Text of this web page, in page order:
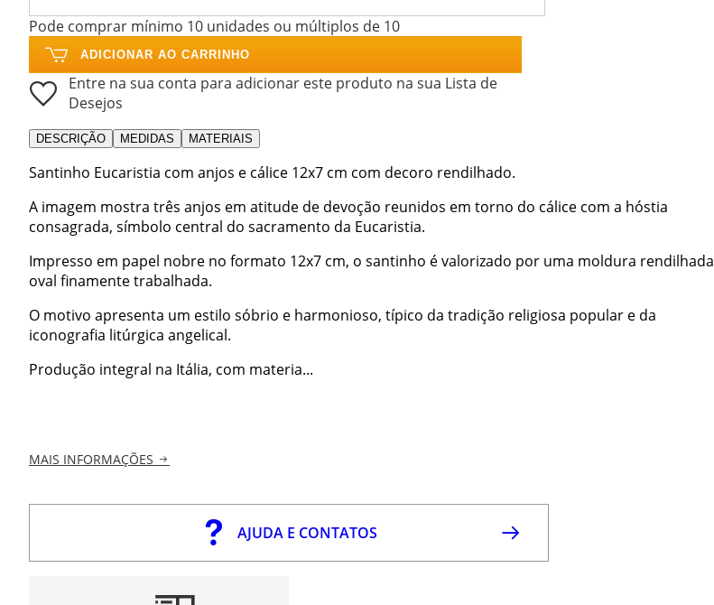
Pode comprar mínimo 10 unidades ou múltiplos de 10
ADICIONAR AO CARRINHO
Entre na sua conta para adicionar este produto na sua Lista de
Desejos
DESCRIÇÃO MEDIDAS MATERIAIS
Santinho Eucaristia com anjos e cálice 12x7 cm com decoro rendilhado.
A imagem mostra três anjos em atitude de devoção reunidos em torno do cálice com a hóstia
consagrada, símbolo central do sacramento da Eucaristia.
Impresso em papel nobre no formato 12x7 cm, o santinho é valorizado por uma moldura rendilhada
oval finamente trabalhada.
O motivo apresenta um estilo sóbrio e harmonioso, típico da tradição religiosa popular e da
iconografia litúrgica angelical.
Produção integral na Itália, com materia...
MAIS INFORMAÇÕES
AJUDA E CONTATOS